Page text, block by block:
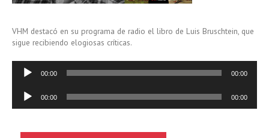
VHM destacó en su programa de radio el libro de Luis Bruschtein, que
sigue recibiendo elogiosas críticas.
Reproductor
00:00 00:00
Reproductor
audio
00:00 00:00